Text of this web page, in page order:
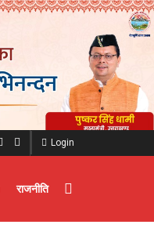
Login
राजनीति